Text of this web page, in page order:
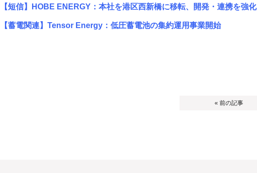
【短信】HOBE ENERGY：本社を港区西新橋に移転、開発・連携を強化
【蓄電関連】Tensor Energy：低圧蓄電池の集約運用事業開始
« 前の記事